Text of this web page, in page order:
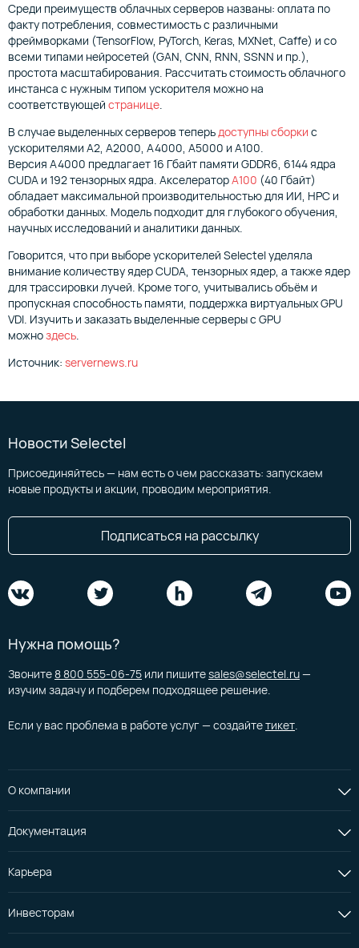
Среди преимуществ облачных серверов названы: оплата по
факту потребления, совместимость с различными
фреймворками (TensorFlow, PyTorch, Keras, MXNet, Caffe) и со
всеми типами нейросетей (GAN, CNN, RNN, SSNN и пр.),
простота масштабирования. Рассчитать стоимость облачного
инстанса с нужным типом ускорителя можно на
соответствующей странице.
В случае выделенных серверов теперьдоступны сборки с
ускорителями А2, A2000, A4000, A5000 и A100.
Версия A4000 предлагает 16 Гбайт памяти GDDR6, 6144 ядра
CUDA и 192 тензорных ядра. АкселераторA100 (40 Гбайт)
обладает максимальной производительностью для ИИ, HPC и
обработки данных. Модель подходит для глубокого обучения,
научных исследований и аналитики данных.
Говорится, что при выборе ускорителей Selectel уделяла
внимание количеству ядер CUDA, тензорных ядер, а также ядер
для трассировки лучей. Кроме того, учитывались объём и
пропускная способность памяти, поддержка виртуальных GPU
VDI. Изучить и заказать выделенные серверы с GPU
можноздесь.
Источник: servernews.ru
Новости Selectel
Присоединяйтесь — нам есть о чем рассказать: запускаем
новые продукты и акции, проводим мероприятия.
Подписаться на рассылку
Нужна помощь?
Звоните 8 800 555-06-75 или пишитеsales@selectel.ru—
изучим задачу и подберем подходящее решение.
Если у вас проблема в работе услуг — создайтетикет
О компании
Документация
Карьера
Инвесторам